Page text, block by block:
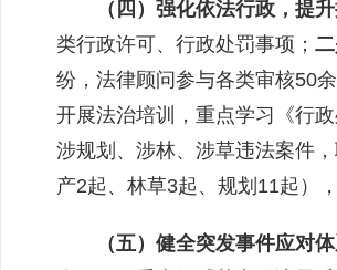
（ 四 ） 强化依法行政，提
类行政许可、行政处罚事项 ；
纷 ，法律顾问参与各类审核50
开展法治培训，重点学习《行
涉规划、涉林、涉草违法案件
产2起、林草3起、规划11起）
（五）健全突发事件应对